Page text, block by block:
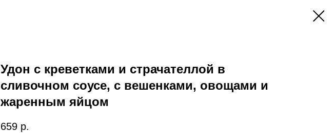
Удон с креветками и страчателлой в
сливочном соусе, с вешенками, овощами и
жаренным яйцом
659 р.